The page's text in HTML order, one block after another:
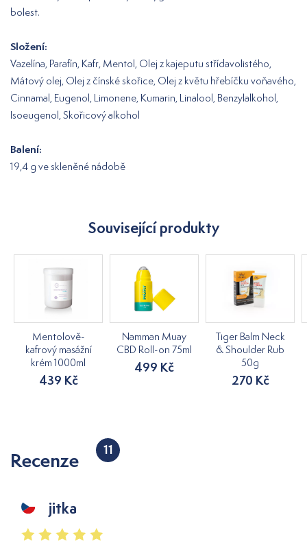
bolest.
Složení:
Vazelína, Parafín, Kafr, Mentol, Olej z kajeputu střídavolistého,
Mátový olej, Olej z čínské skořice, Olej z květu hřebíčku voňavého,
Cinnamal, Eugenol, Limonene, Kumarin, Linalool, Benzylalkohol,
Isoeugenol, Skořicový alkohol
Balení:
19,4 g ve skleněné nádobě
Související produkty
Mentolově-
kafrový masážní
krém 1000ml
439 Kč
Namman Muay
CBD Roll-on 75ml
499 Kč
Tiger Balm Neck
& Shoulder Rub
50g
270 Kč
Recenze 11
jitka